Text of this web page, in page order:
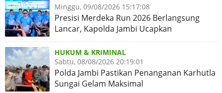
Minggu, 09/08/2026 15:17:08
Presisi Merdeka Run 2026 Berlangsung
Lancar, Kapolda Jambi Ucapkan
Terimakasih dan Apresiasi
HUKUM & KRIMINAL
Sabtu, 08/08/2026 20:19:01
Polda Jambi Pastikan Penanganan Karhutla
Sungai Gelam Maksimal